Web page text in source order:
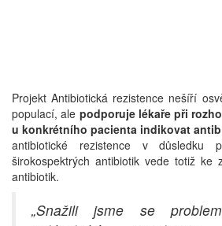
Projekt Antibiotická rezistence nešíří
populací, ale podporuje lékaře při
u konkrétního pacienta indikovat
antibiotické rezistence v důsledku
širokospektrých antibiotik vede totiž ke
antibiotik.
„Snažili jsme se